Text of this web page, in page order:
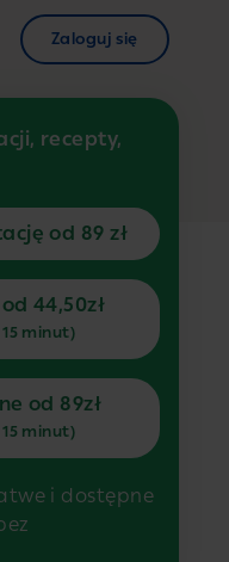
Zaloguj się
recepty,
od 89 zł
44,50zł
minut)
od 89zł
minut)
i dostępne